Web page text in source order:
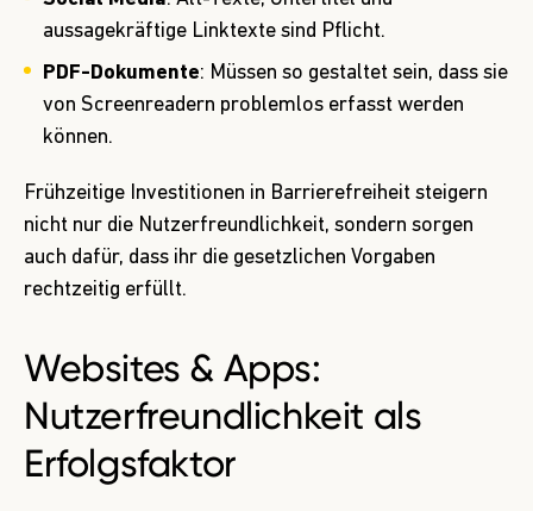
aussagekräftige Linktexte sind Pflicht.
PDF-Dokumente: Müssen so gestaltet sein, dass sie
von Screenreadern problemlos erfasst werden
können.
Frühzeitige Investitionen in Barrierefreiheit steigern
nicht nur die Nutzerfreundlichkeit, sondern sorgen
auch dafür, dass ihr die gesetzlichen Vorgaben
rechtzeitig erfüllt.
Websites & Apps:
Nutzerfreundlichkeit als
Erfolgsfaktor